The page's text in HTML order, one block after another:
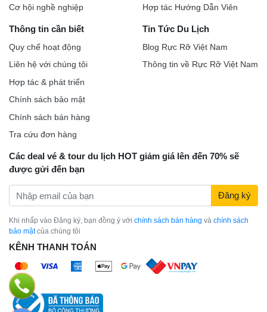
Cơ hội nghề nghiệp
Hợp tác Hướng Dẫn Viên
Thông tin cần biết
Quy chế hoạt động
Liên hệ với chúng tôi
Hợp tác & phát triển
Chính sách bảo mật
Chính sách bán hàng
Tra cứu đơn hàng
Tin Tức Du Lịch
Blog Rực Rỡ Việt Nam
Thông tin về Rực Rỡ Việt Nam
Các deal vé & tour du lịch HOT giảm giá lên đến 70% sẽ
được gửi đến bạn
Đăng ký
Khi nhấp vào Đăng ký, bạn đồng ý với chính sách bán hàng và chính sách
bảo mậtcủa chúng tôi
KÊNH THANH TOÁN